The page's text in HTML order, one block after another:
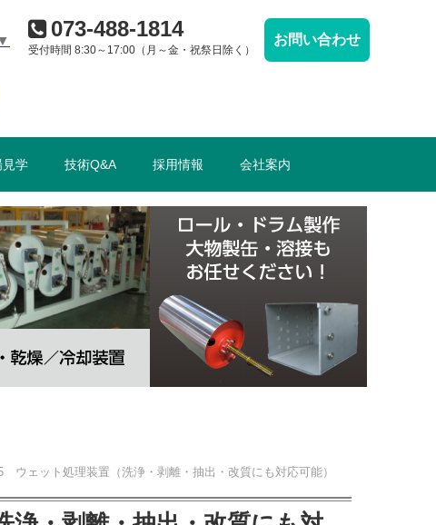
お問い合わせ
073-488-1814
受付時間 8:30～17:00（月～金・祝祭日除く）
見学 技術Q&A 採用情報 会社案内
ウェット処理装置（洗浄・剥離・抽出・改質にも対応可能）